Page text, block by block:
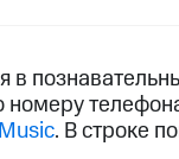
в
номеру
. В строке